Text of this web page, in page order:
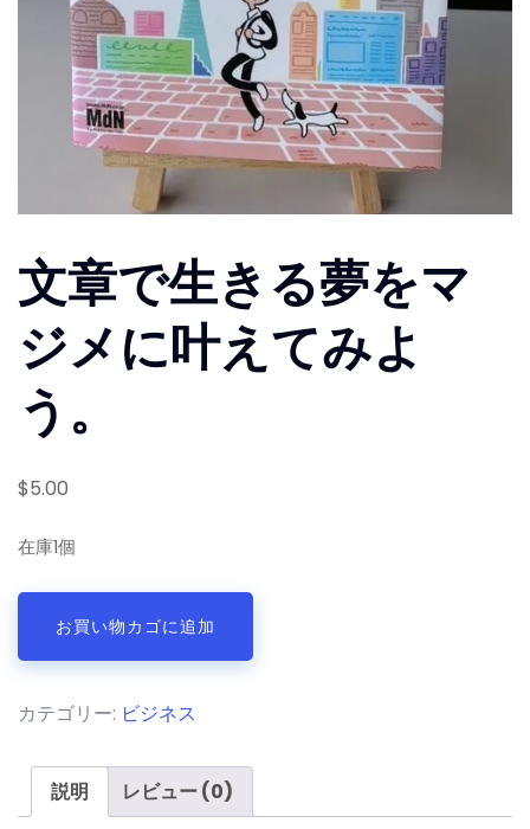
文章で生きる夢をマ
ジメに叶えてみよ
う。
$5.00
在庫1個
文
で
き
を
お買い物カゴに追加
カテゴリー: ビジネス
説明 レビュー (0)